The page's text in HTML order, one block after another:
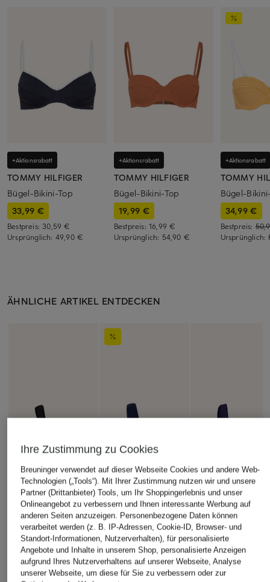
+Aktionsrabatt
TOMMY HILFIGER
Bügel-Bikini-Top
33,99 €
Bestpreis:30,59 €
Ursprünglich: 49,90 €
+Aktionsrabatt
TOMMY HILFIGER
Bügel-Bikini-Top
19,99 €
Bestpreis: 16,99 €
Ursprünglich: 54,90 €
+Aktionsrabatt
TOMMY
Bügel-
34,99 €
Bestpreis:
Ursprünglich:
ÄHNLICHE ARTIKEL ENTDECKEN
Ihre Zustimmung zu Cookies
Breuninger verwendet auf dieser Webseite Cookies und andere Web-
Technologien („Tools“). Mit Ihrer Zustimmung nutzen wir und unsere
Partner (Drittanbieter) Tools, um Ihr Shoppingerlebnis und unser
Onlineangebot zu verbessern und Ihnen interessante Werbung auf
anderen Seiten anzuzeigen. Personenbezogene Daten können
verarbeitet werden (z. B. IP-Adressen, Cookie-ID, Browser- und
Standort-Informationen, Nutzerverhalten), für personalisierte
Angebote und Inhalte in unserem Shop, personalisierte Anzeigen
aufgrund Ihres Nutzerverhaltens auf unserer Webseite, Analyse
unserer Webseite, um diese für Sie zu verbessern oder zur